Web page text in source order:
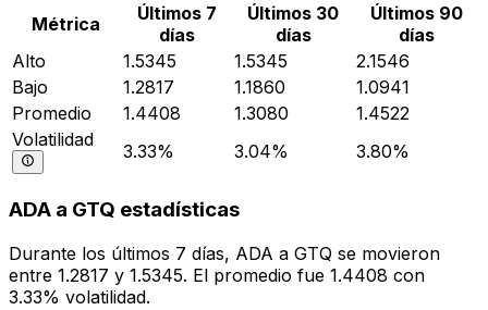
Métrica
Últimos 7
días
Últimos 30
días
Últimos 90
días
Alto
1.5345 1.5345
2.1546
Bajo
1.2817 1.1860
1.0941
Promedio
1.4408 1.3080
1.4522
Volatilidad
3.33% 3.04% 3.80%
ADA a GTQ estadísticas
Durante los últimos 7 días, ADA a GTQ se movieron
entre 1.2817 y 1.5345. El promedio fue 1.4408 con
3.33% volatilidad.